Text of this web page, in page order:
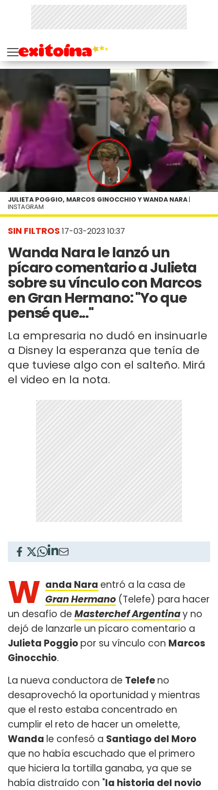
SIN FILTROS 17-03-2023 10:37
Wanda Nara le lanzó un
pícaro comentario a Julieta
sobre su vínculo con Marcos
en Gran Hermano: "Yo que
pensé que..."
La empresaria no dudó en insinuarle
a Disney la esperanza que tenía de
que tuviese algo con el salteño. Mirá
el video en la nota.
JULIETA POGGIO, MARCOS GINOCCHIO Y WANDA NARA |
INSTAGRAM
W anda Nara entró a la casa de
Gran Hermano (Telefe) para hacer
un desafío de Masterchef Argentinay no
dejó de lanzarle un pícaro comentario a
Julieta Poggio por su vínculo con Marcos
Ginocchio.
La nueva conductora de Telefeno
desaprovechó la oportunidad y mientras
que el resto estaba concentrado en
cumplir el reto de hacer un omelette,
Wanda le confesó a Santiago del Moro
que no había escuchado que el primero
que hiciera la tortilla ganaba, ya que se
había distraído con "la historia del novio